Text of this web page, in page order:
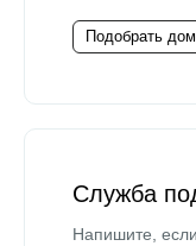
Подобрать
Служба
Напишите,